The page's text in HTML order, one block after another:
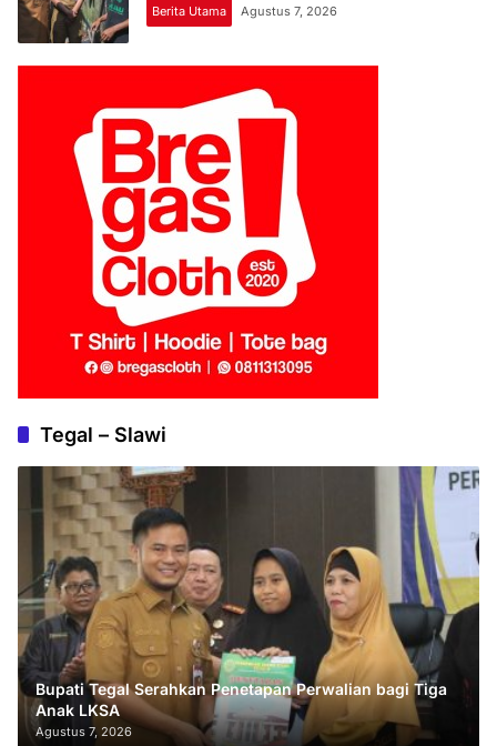
Berita Utama Agustus 7, 2026
Tegal – Slawi
Bupati Tegal Serahkan Penetapan Perwalian bagi Tiga
Anak LKSA
Agustus 7, 2026